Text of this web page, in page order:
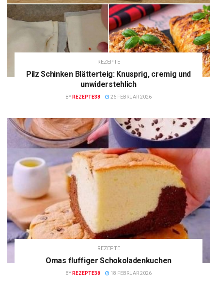
REZEPTE
Pilz Schinken Blätterteig: Knusprig, cremig und
unwiderstehlich
BY REZEPTE38 26 FEBRUAR 2026
REZEPTE
Omas fluffiger Schokoladenkuchen
BY REZEPTE38 18 FEBRUAR 2026